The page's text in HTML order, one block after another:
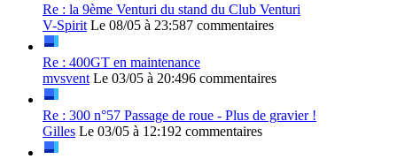
Re : la 9ème Venturi du stand du Club Venturi
V-Spirit Le 08/05 à 23:587 commentaires
Re : 400GT en maintenance
mvsvent Le 03/05 à 20:496 commentaires
Re : 300 n°57 Passage de roue - Plus de gravier !
Gilles Le 03/05 à 12:192 commentaires